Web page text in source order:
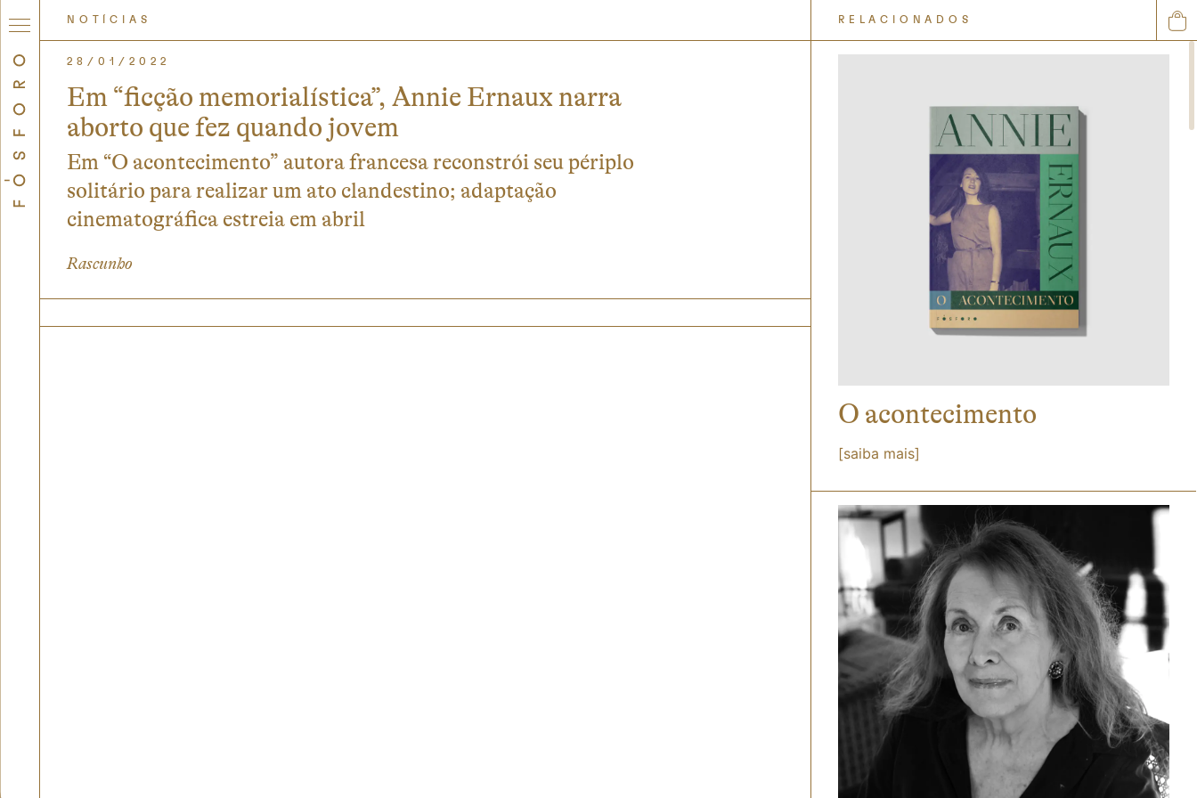
NOTÍCIAS RELACIONADOS
28/01/2022
Em “ficção memorialística”, Annie Ernaux narra
aborto que fez quando jovem
Em “O acontecimento” autora francesa reconstrói seu périplo
solitário para realizar um ato clandestino; adaptação
cinematográfica estreia em abril
Rascunho
O acontecimento
[saiba mais]